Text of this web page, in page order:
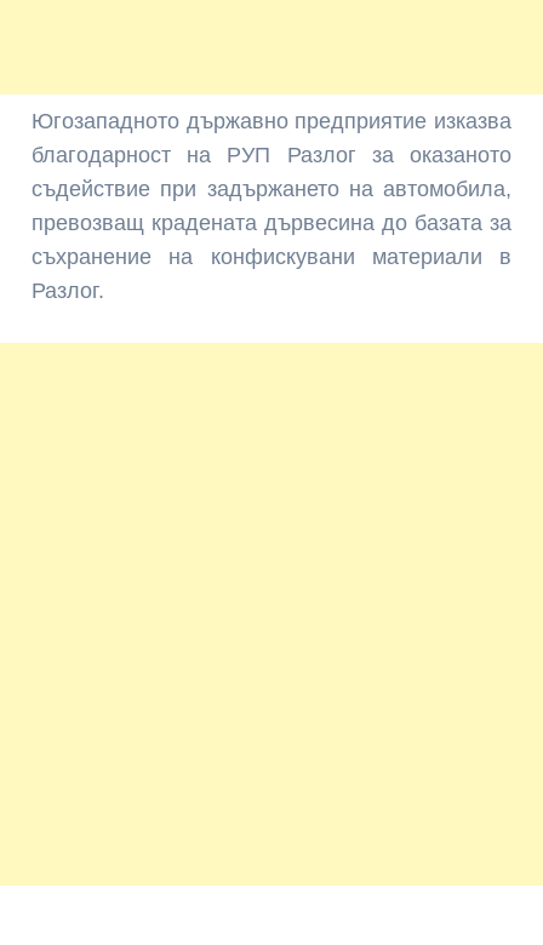
Югозападното държавно предприятие изказва
благодарност на РУП Разлог за оказаното
съдействие при задържането на автомобила,
превозващ крадената дървесина до базата за
съхранение на конфискувани материали в
Разлог.